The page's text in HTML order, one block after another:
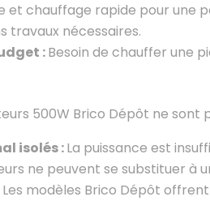
et chauffage rapide pour une
travaux nécessaires.
:Besoin de chauffer une
500W Brico Dépôt ne
isolés :La puissance est
ne peuvent se substituer à
Les modèles Brico Dépôt